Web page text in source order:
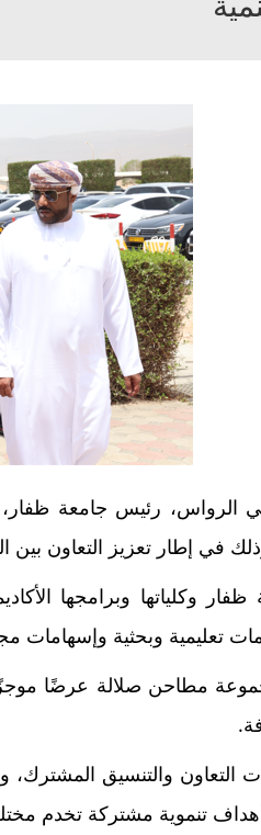
في إطار تعزيز التعاون
وكلياتها وبرامجها
تعليمية وبحثية وإسهامات
مطاحن صلالة عرضًا
التعاون والتنسيق
تنموية مشتركة تخدم